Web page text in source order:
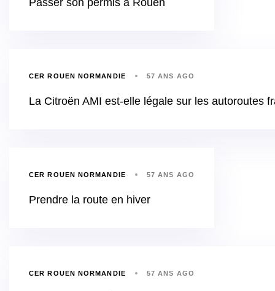
CER ROUEN NORMANDIE 57 ANS AGO
La Citroën AMI est-elle légale sur les autoroutes
CER ROUEN NORMANDIE 57 ANS AGO
Prendre la route en hiver
CER ROUEN NORMANDIE 57 ANS AGO